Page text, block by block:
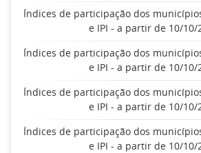
Índices de participação dos
e IPI - a partir de 10/10/
Índices de participação dos
e IPI - a partir de 10/10/
Índices de participação dos
e IPI - a partir de 10/10/
Índices de participação dos
e IPI - a partir de 10/10/